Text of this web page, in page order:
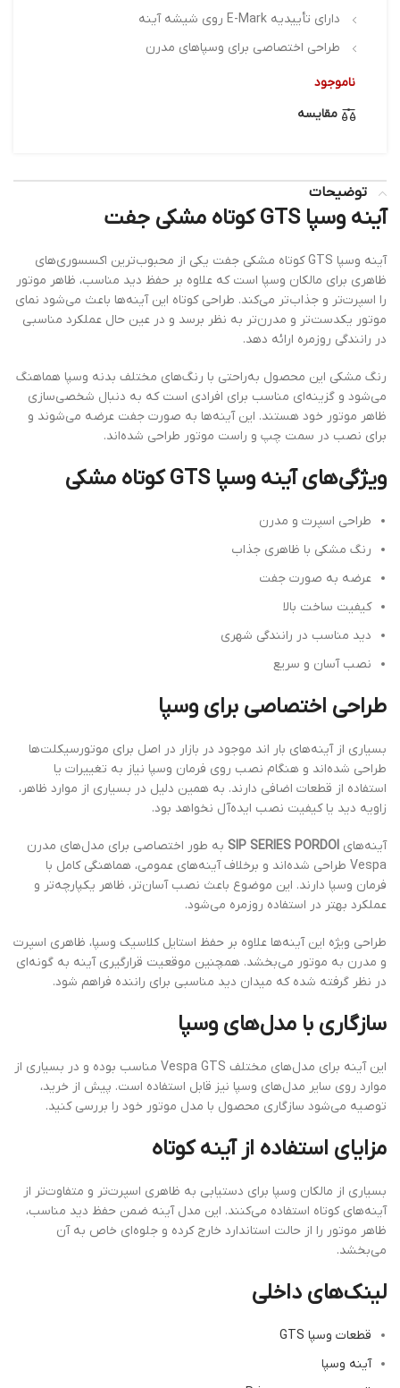
دارای تأییدیه E-Mark روی شیشه آینه
طراحی اختصاصی برای وسپاهای مدرن
ناموجود
مقایسه
توضیحات
آینه وسپا GTS کوتاه مشکی جفت
آینه وسپا GTS کوتاه مشکی جفت یکی از محبوب‌ترین اکسسوری‌های
ظاهری برای مالکان وسپا است که علاوه بر حفظ دید مناسب، ظاهر موتور
را اسپرت‌تر و جذاب‌تر می‌کند. طراحی کوتاه این آینه‌ها باعث می‌شود نمای
موتور یکدست‌تر و مدرن‌تر به نظر برسد و در عین حال عملکرد مناسبی
در رانندگی روزمره ارائه دهد.
رنگ مشکی این محصول به‌راحتی با رنگ‌های مختلف بدنه وسپا هماهنگ
می‌شود و گزینه‌ای مناسب برای افرادی است که به دنبال شخصی‌سازی
ظاهر موتور خود هستند. این آینه‌ها به صورت جفت عرضه می‌شوند و
برای نصب در سمت چپ و راست موتور طراحی شده‌اند.
ویژگی‌های آینه وسپا GTS کوتاه مشکی
طراحی اسپرت و مدرن
رنگ مشکی با ظاهری جذاب
عرضه به صورت جفت
کیفیت ساخت بالا
دید مناسب در رانندگی شهری
نصب آسان و سریع
طراحی اختصاصی برای وسپا
بسیاری از آینه‌های بار اند موجود در بازار در اصل برای موتورسیکلت‌ها
طراحی شده‌اند و هنگام نصب روی فرمان وسپا نیاز به تغییرات یا
استفاده از قطعات اضافی دارند. به همین دلیل در بسیاری از موارد ظاهر،
زاویه دید یا کیفیت نصب ایده‌آل نخواهد بود.
آینه‌های SIP SERIES PORDOI به طور اختصاصی برای مدل‌های مدرن
Vespa طراحی شده‌اند و برخلاف آینه‌های عمومی، هماهنگی کامل با
فرمان وسپا دارند. این موضوع باعث نصب آسان‌تر، ظاهر یکپارچه‌تر و
عملکرد بهتر در استفاده روزمره می‌شود.
طراحی ویژه این آینه‌ها علاوه بر حفظ استایل کلاسیک وسپا، ظاهری اسپرت
و مدرن به موتور می‌بخشد. همچنین موقعیت قرارگیری آینه به گونه‌ای
در نظر گرفته شده که میدان دید مناسبی برای راننده فراهم شود.
سازگاری با مدل‌های وسپا
این آینه برای مدل‌های مختلف Vespa GTS مناسب بوده و در بسیاری از
موارد روی سایر مدل‌های وسپا نیز قابل استفاده است. پیش از خرید،
توصیه می‌شود سازگاری محصول با مدل موتور خود را بررسی کنید.
مزایای استفاده از آینه کوتاه
بسیاری از مالکان وسپا برای دستیابی به ظاهری اسپرت‌تر و متفاوت‌تر از
آینه‌های کوتاه استفاده می‌کنند. این مدل آینه ضمن حفظ دید مناسب،
ظاهر موتور را از حالت استاندارد خارج کرده و جلوه‌ای خاص به آن
می‌بخشد.
لینک‌های داخلی
قطعات وسپا GTS
آینه وسپا